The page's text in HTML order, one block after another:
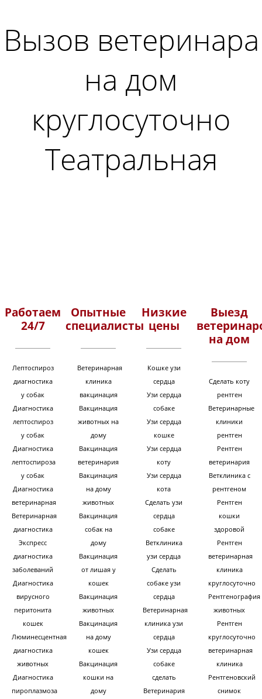
Вызов ветеринара
на дом
круглосуточно
Театральная
Работаем
24/7
Лептоспироз
диагностика
у собак
Диагностика
лептоспироз
у собак
Диагностика
лептоспироза
у собак
Диагностика
ветеринарная
Ветеринарная
диагностика
Экспресс
диагностика
заболеваний
Диагностика
вирусного
перитонита
кошек
Люминесцентная
диагностика
животных
Диагностика
пироплазмоза
Опытные
специалисты
Ветеринарная
клиника
вакцинация
Вакцинация
животных на
дому
Вакцинация
ветеринария
Вакцинация
на дому
животных
Вакцинация
собак на
дому
Вакцинация
от лишая у
кошек
Вакцинация
животных
Вакцинация
на дому
кошек
Вакцинация
кошки на
дому
Низкие
цены
Кошке узи
сердца
Узи сердца
собаке
Узи сердца
кошке
Узи сердца
коту
Узи сердца
кота
Сделать узи
сердца
собаке
Ветклиника
узи сердца
Сделать
собаке узи
сердца
Ветеринарная
клиника узи
сердца
Узи сердца
собаке
сделать
Ветеринария
Выезд
на дом
Сделать коту
рентген
Ветеринарные
клиники
рентген
Рентген
ветеринария
Ветклиника с
рентгеном
Рентген
кошки
здоровой
Рентген
ветеринарная
клиника
круглосуточно
Рентгенография
животных
Рентген
круглосуточно
ветеринарная
клиника
Рентгеновский
снимок